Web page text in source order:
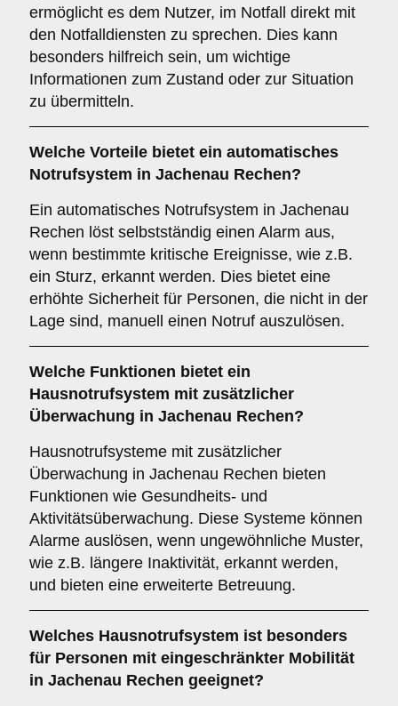
ermöglicht es dem Nutzer, im Notfall direkt mit
den Notfalldiensten zu sprechen. Dies kann
besonders hilfreich sein, um wichtige
Informationen zum Zustand oder zur Situation
zu übermitteln.
Welche Vorteile bietet ein automatisches
Notrufsystem in Jachenau Rechen?
Ein automatisches Notrufsystem in Jachenau
Rechen löst selbstständig einen Alarm aus,
wenn bestimmte kritische Ereignisse, wie z.B.
ein Sturz, erkannt werden. Dies bietet eine
erhöhte Sicherheit für Personen, die nicht in der
Lage sind, manuell einen Notruf auszulösen.
Welche Funktionen bietet ein
Hausnotrufsystem mit zusätzlicher
Überwachung in Jachenau Rechen?
Hausnotrufsysteme mit zusätzlicher
Überwachung in Jachenau Rechen bieten
Funktionen wie Gesundheits- und
Aktivitätsüberwachung. Diese Systeme können
Alarme auslösen, wenn ungewöhnliche Muster,
wie z.B. längere Inaktivität, erkannt werden,
und bieten eine erweiterte Betreuung.
Welches Hausnotrufsystem ist besonders
für Personen mit eingeschränkter Mobilität
in Jachenau Rechen geeignet?